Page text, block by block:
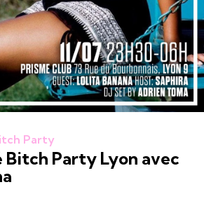
Party
Bitch Party Lyon avec